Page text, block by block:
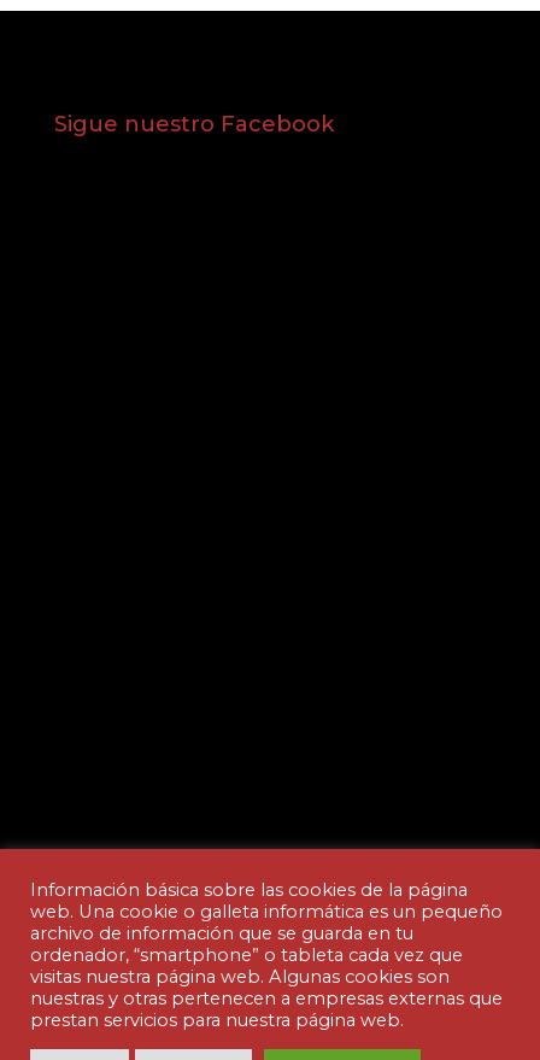
Sigue nuestro Facebook
Aviso legal y Política de privacidad
Información básica sobre las cookies de la página
web. Una cookie o galleta informática es un pequeño
archivo de información que se guarda en tu
ordenador, “smartphone” o tableta cada vez que
visitas nuestra página web. Algunas cookies son
nuestras y otras pertenecen a empresas externas que
prestan servicios para nuestra página web.